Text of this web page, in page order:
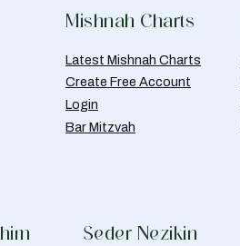
Mishnah Charts
Latest Mishnah Charts
Create Free Account
Login
Bar Mitzvah
Seder Nezikin